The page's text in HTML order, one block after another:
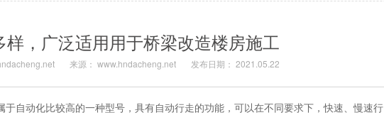
，广泛适用用于桥梁改造楼房施工
来源： www.hndacheng.net 发布日期： 2021.05.22
自动化比较高的一种型号，具有自动行走的功能，可以在不同要求下，快速、慢速行